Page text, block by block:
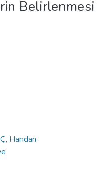
Belirlenmesi
Handan